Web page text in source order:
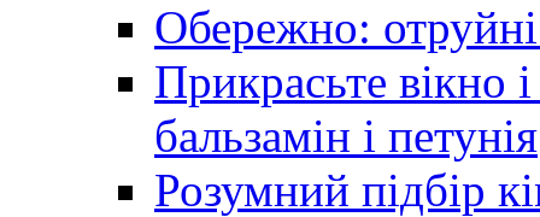
Обережно:
Прикрасьте вікно
бальзамін і петунія
Розумний підбір